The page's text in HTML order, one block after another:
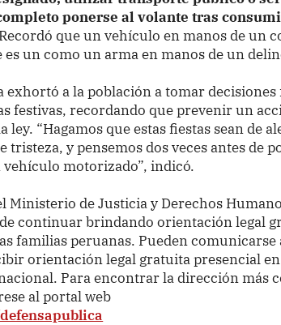
ponerse al volante tras
Recordó que un vehículo en manos de un
un como un arma en manos de un
exhortó a la población a tomar decisiones
festivas, recordando que prevenir un
ley. “Hagamos que estas fiestas sean de
tristeza, y pensemos dos veces antes de
vehículo motorizado”, indicó.
Ministerio de Justicia y Derechos
continuar brindando orientación legal
familias peruanas. Pueden comunicarse
orientación legal gratuita presencial en
Para encontrar la dirección más
al portal web